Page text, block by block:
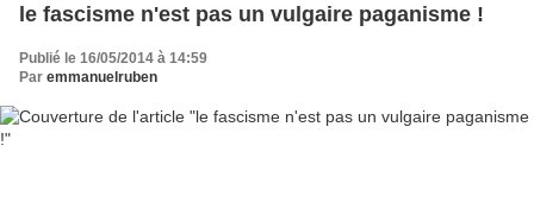
le fascisme n'est pas un vulgaire paganisme !
Publié le 16/05/2014 à 14:59
Par emmanuelruben